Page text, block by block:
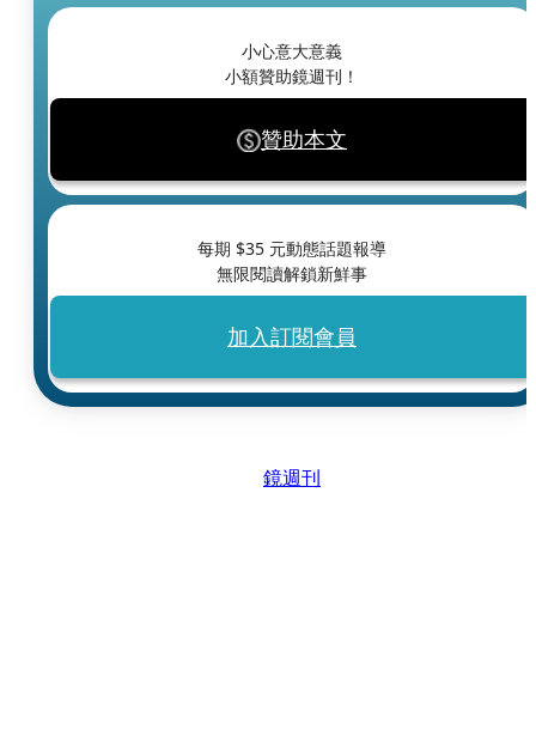
小心意大意義
小額贊助鏡週刊！
贊助本文
每期 $35 元動態話題報導
無限閱讀解鎖新鮮事
加入訂閱會員
鏡週刊